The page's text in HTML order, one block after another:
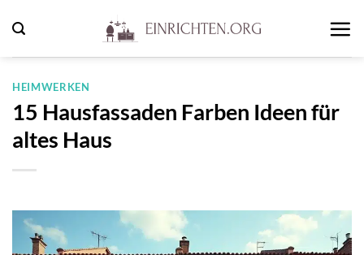
Inhalt
springen
HEIMWERKEN
15 Hausfassaden Farben Ideen für
altes Haus